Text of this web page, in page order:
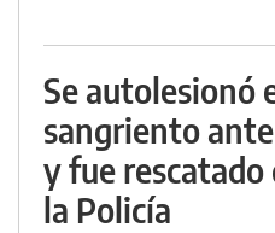
Se autolesionó
sangriento
y fue rescatado
la Policía